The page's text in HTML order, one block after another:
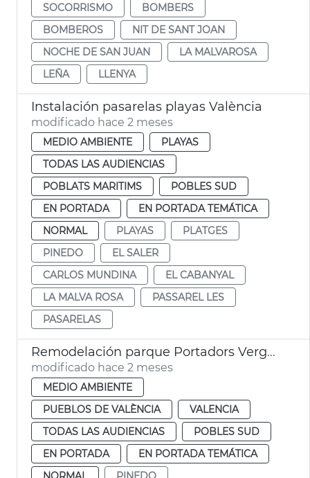
SOCORRISMO
BOMBERS
BOMBEROS
NIT DE SANT JOAN
NOCHE DE SAN JUAN
LA MALVAROSA
LEÑA
LLENYA
Instalación pasarelas playas València
modificado hace 2 meses
MEDIO AMBIENTE
PLAYAS
TODAS LAS AUDIENCIAS
POBLATS MARITIMS
POBLES SUD
EN PORTADA
EN PORTADA TEMÁTICA
NORMAL
PLAYAS
PLATGES
PINEDO
EL SALER
CARLOS MUNDINA
EL CABANYAL
LA MALVA ROSA
PASSAREL LES
PASARELAS
Remodelación parque Portadors Verge Pinedo
modificado hace 2 meses
MEDIO AMBIENTE
PUEBLOS DE VALÈNCIA
VALENCIA
TODAS LAS AUDIENCIAS
POBLES SUD
EN PORTADA
EN PORTADA TEMÁTICA